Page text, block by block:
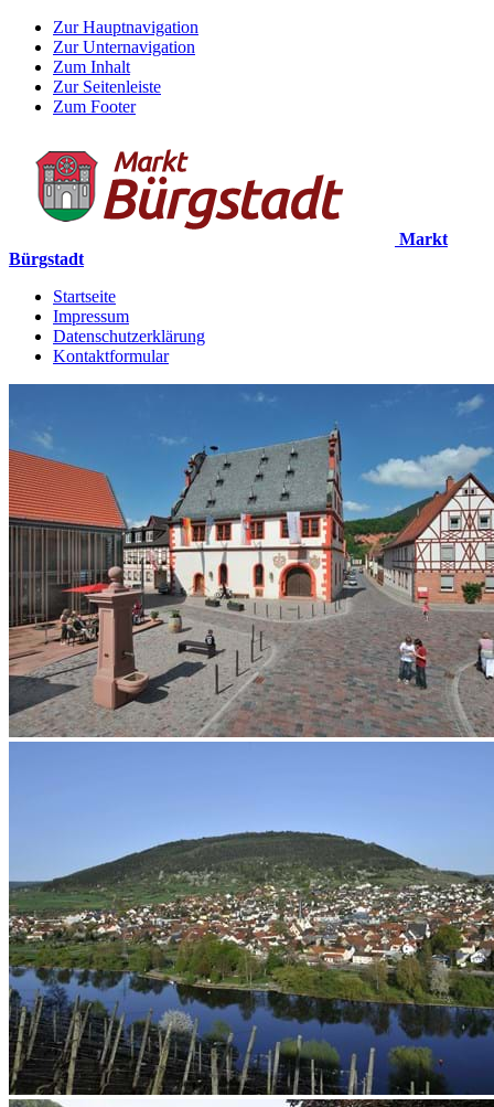
Zur Hauptnavigation
Zur Unternavigation
Zum Inhalt
Zur Seitenleiste
Zum Footer
Markt
Bürgstadt
Startseite
Impressum
Datenschutzerklärung
Kontaktformular